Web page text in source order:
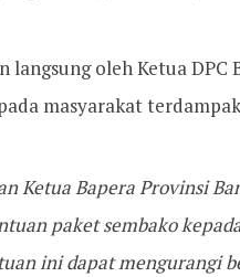
oleh Ketua DPC
masyarakat
Ketua Bapera Provinsi
paket sembako
ini dapat mengurangi